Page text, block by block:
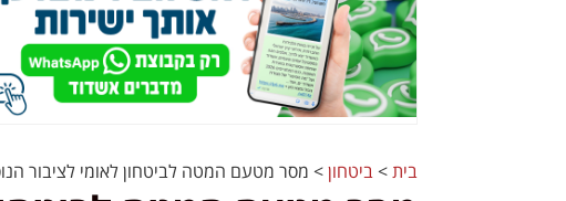
בית>ביטחון> מסר מטעם המטה לביטחון לאומי לציבור